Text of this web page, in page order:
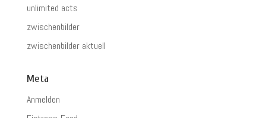
unlimited acts
zwischenbilder
zwischenbilder aktuell
Meta
Anmelden